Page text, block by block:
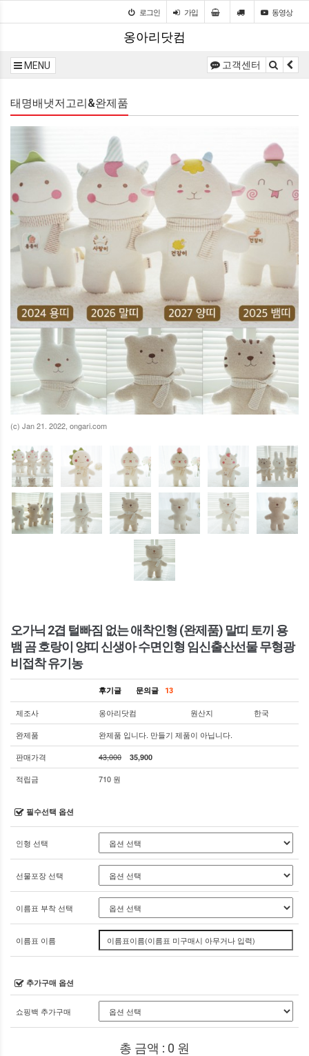
로그인 가입 동영상
옹아리닷컴
MENU 고객센터
태명배냇저고리&완제품
(c) Jan 21. 2022, ongari.com
오가닉 2겹 털빠짐 없는 애착인형 (완제품) 말띠 토끼 용
뱀 곰 호랑이 양띠 신생아 수면인형 임신출산선물 무형광
비접착 유기농
후기글 문의글 13
제조사 옹아리닷컴 원산지
한국
완제품
완제품 입니다. 만들기 제품이 아닙니다.
판매가격
43,000 35,900
적립금 710 원
필수선택 옵션
인형 선택
선물포장 선택
이름표 부착 선택
이름표 이름
추가구매 옵션
쇼핑백 추가구매
총 금액 : 0 원